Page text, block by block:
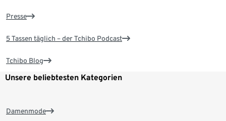
Presse
5 Tassen täglich – der Tchibo Podcast
Tchibo Blog
Unsere beliebtesten Kategorien
Damenmode